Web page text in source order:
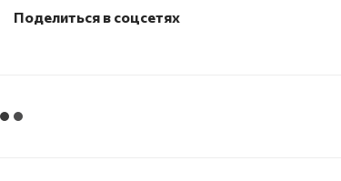
Поделиться в соцсетях